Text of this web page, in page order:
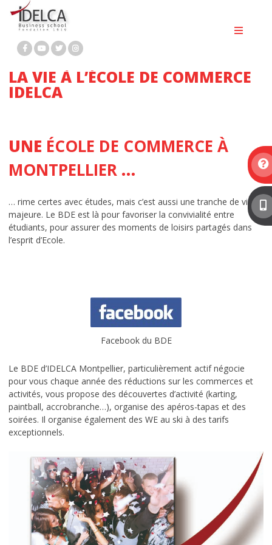
Passer
contenu
LA VIE À L’ÉCOLE DE COMMERCE
IDELCA
UNE ÉCOLE DE COMMERCE À
MONTPELLIER …
… rime certes avec études, mais c’est aussi une tranche de vie
majeure. Le BDE est là pour favoriser la convivialité entre
étudiants, pour assurer des moments de loisirs partagés dans
l’esprit d’Ecole.
Facebook du BDE
Le BDE d’IDELCA Montpellier, particulièrement actif négocie
pour vous chaque année des réductions sur les commerces et
activités, vous propose des découvertes d’activité (karting,
paintball, accrobranche…), organise des apéros-tapas et des
soirées. Il organise également des WE au ski à des tarifs
exceptionnels.
BTS GESTION DE LA PME
BTS MCO
BTS NDRC
BACHELOR MARKETING DIGITAL
BACHELOR RH
MASTÈRE 1 MARKETING DIGITAL ET
COMMUNICATION
DCG – Diplôme Comptabilité et Gestion
L’histoire de l’école Idelca
Ecole à forte personnalité
Que deviennent-ils après les études?
Témoignages
Le cadre
Les news du BDE